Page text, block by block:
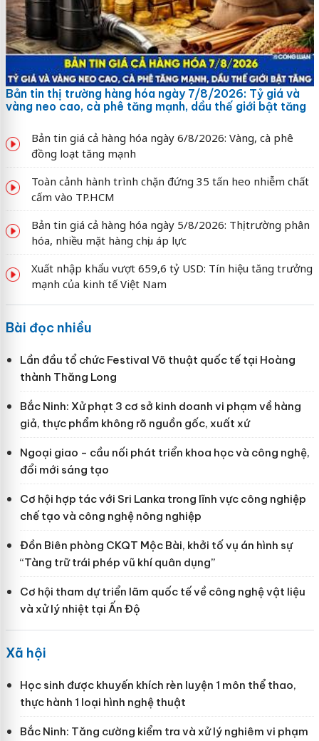
Bản tin thị trường hàng hóa ngày 7/8/2026: Tỷ giá và
vàng neo cao, cà phê tăng mạnh, dầu thế giới bật tăng
Bản tin giá cả hàng hóa ngày 6/8/2026: Vàng, cà phê
đồng loạt tăng mạnh
Toàn cảnh hành trình chặn đứng 35 tấn heo nhiễm chất
cấm vào TP.HCM
Bản tin giá cả hàng hóa ngày 5/8/2026: Thị trường phân
hóa, nhiều mặt hàng chịu áp lực
Xuất nhập khẩu vượt 659,6 tỷ USD: Tín hiệu tăng trưởng
mạnh của kinh tế Việt Nam
Bài đọc nhiều
Lần đầu tổ chức Festival Võ thuật quốc tế tại Hoàng
thành Thăng Long
Bắc Ninh: Xử phạt 3 cơ sở kinh doanh vi phạm về hàng
giả, thực phẩm không rõ nguồn gốc, xuất xứ
Ngoại giao - cầu nối phát triển khoa học và công nghệ,
đổi mới sáng tạo
Cơ hội hợp tác với Sri Lanka trong lĩnh vực công nghiệp
chế tạo và công nghệ nông nghiệp
Đồn Biên phòng CKQT Mộc Bài, khởi tố vụ án hình sự
“Tàng trữ trái phép vũ khí quân dụng”
Cơ hội tham dự triển lãm quốc tế về công nghệ vật liệu
và xử lý nhiệt tại Ấn Độ
Xã hội
Học sinh được khuyến khích rèn luyện 1 môn thể thao,
thực hành 1 loại hình nghệ thuật
Bắc Ninh: Tăng cường kiểm tra và xử lý nghiêm vi phạm